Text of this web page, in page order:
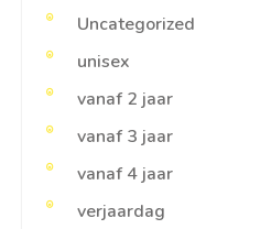
Uncategorized
unisex
vanaf 2 jaar
vanaf 3 jaar
vanaf 4 jaar
verjaardag